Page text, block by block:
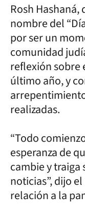
Rosh
nombre del
por ser un
comunidad
reflexión sobre
último año, y
realizadas.
“Todo
esperanza de
cambie y
noticias”, dijo
relación a la